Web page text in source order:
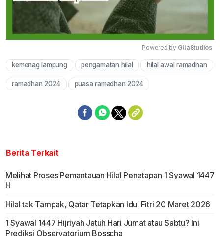
Mute
Powered by GliaStudios
kemenag lampung pengamatan hilal hilal awal ramadhan
ramadhan 2024 puasa ramadhan 2024
Berita Terkait
Melihat Proses Pemantauan Hilal Penetapan 1 Syawal 1447
H
Hilal tak Tampak, Qatar Tetapkan Idul Fitri 20 Maret 2026
1 Syawal 1447 Hijriyah Jatuh Hari Jumat atau Sabtu? Ini
Prediksi Observatorium Bosscha